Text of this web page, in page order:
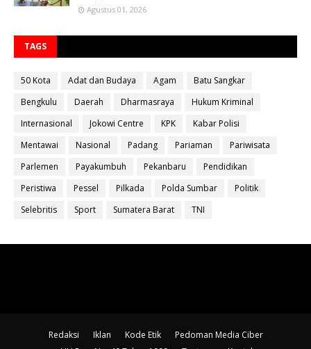
Agustus 01, 2026
TAGS
50 Kota Adat dan Budaya Agam
Batu Sangkar
Bengkulu
Daerah Dharmasraya
Hukum Kriminal
Internasional
Jokowi Centre KPK
Kabar Polisi
Mentawai
Nasional Padang Pariaman
Pariwisata
Parlemen
Payakumbuh Pekanbaru
Pendidikan
Peristiwa
Pessel Pilkada Polda Sumbar
Politik
Selebritis
Sport Sumatera Barat TNI
Redaksi Iklan Kode Etik
Pedoman Media Ciber